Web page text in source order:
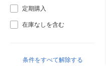
定期購入
在庫なしを含む
条件をすべて解除する